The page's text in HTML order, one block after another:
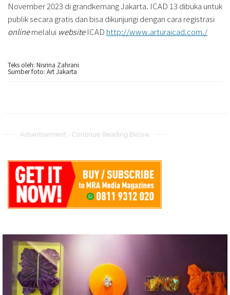
November 2023 di grandkemang Jakarta. ICAD 13 dibuka untuk
publik secara gratis dan bisa dikunjungi dengan cara registrasi
onlinemelalui websiteICAD http://www.arturaicad.com./
Teks oleh: Nisrina Zahrani
Sumber foto: Art Jakarta
Advertisement - Continue Reading Below